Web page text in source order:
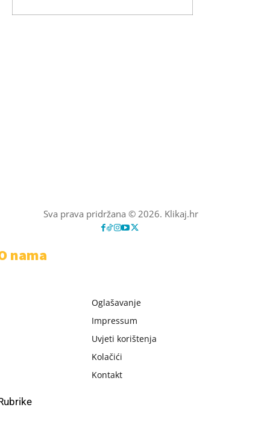
Sva prava pridržana © 2026. Klikaj.hr
nama
Oglašavanje
Impressum
Uvjeti korištenja
Kolačići
Kontakt